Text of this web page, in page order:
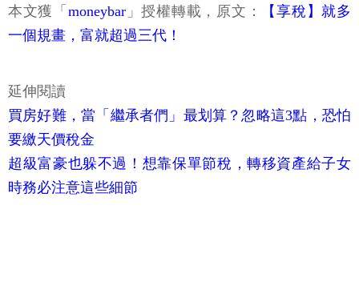
本文獲「 moneybar」授權轉載，原文：
【享稅】就多
一個規畫，富就超過三代！
延伸閱讀
買房好難，當「繼承者們」最划算？忽略這3點，恐怕
要繳天價稅金
超級富豪也躲不過！想靠保單節稅，轉移資產給子女
時務必注意這些細節